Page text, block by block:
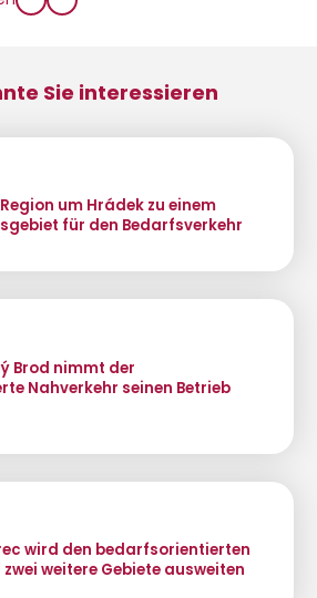
Sie interessieren
um Hrádek zu einem
für den Bedarfsverkehr
Brod nimmt der
Nahverkehr seinen Betrieb
wird den bedarfsorientierten
weitere Gebiete ausweiten